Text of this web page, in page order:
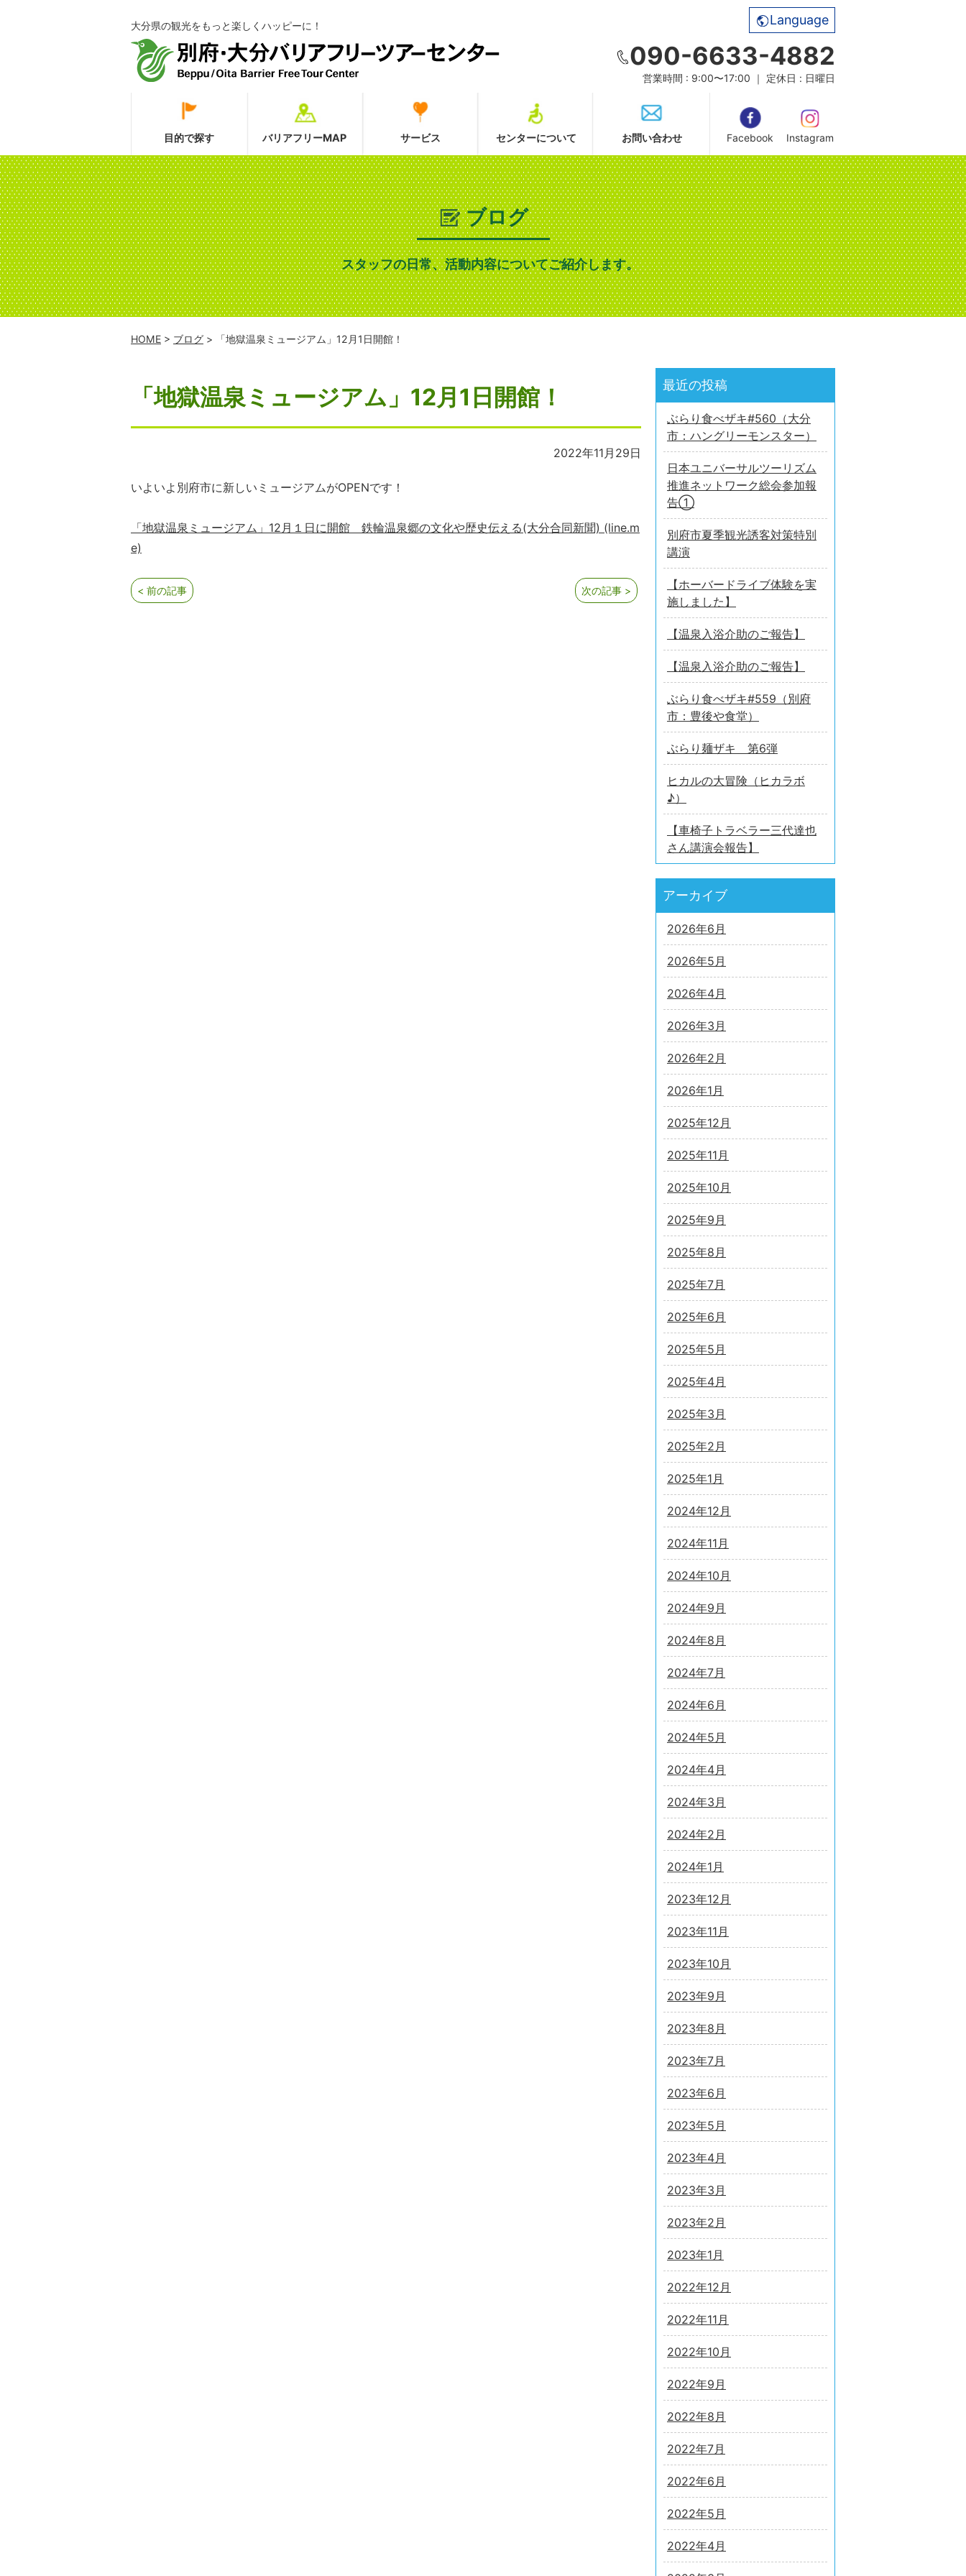
大分県の観光をもっと楽しくハッピーに！ Language
090-6633-4882
営業時間 : 9:00〜17:00 ｜ 定休日 : 日曜日
目的で探す バリアフリーMAP サービス センターについて お問い合わせ Facebook Instagram
ブログ
スタッフの日常、活動内容についてご紹介します。
HOME > ブログ > 「地獄温泉ミュージアム」12月1日開館！
「地獄温泉ミュージアム」12月1日開館！
2022年11月29日
いよいよ別府市に新しいミュージアムがOPENです！
「地獄温泉ミュージアム」12月１日に開館 鉄輪温泉郷の文化や歴史伝える(大分合同新聞) (line.m
e)
次の記事 >
< 前の記事
最近の投稿
ぶらり食べザキ#560（大分
市：ハングリーモンスター）
日本ユニバーサルツーリズム
推進ネットワーク総会参加報
告①
別府市夏季観光誘客対策特別
講演
【ホーバードライブ体験を実
施しました】
【温泉入浴介助のご報告】
【温泉入浴介助のご報告】
ぶらり食べザキ#559（別府
市：豊後や食堂）
ぶらり麺ザキ 第6弾
ヒカルの大冒険（ヒカラボ
♪）
【車椅子トラベラー三代達也
さん講演会報告】
アーカイブ
2026年6月
2026年5月
2026年4月
2026年3月
2026年2月
2026年1月
2025年12月
2025年11月
2025年10月
2025年9月
2025年8月
2025年7月
2025年6月
2025年5月
2025年4月
2025年3月
2025年2月
2025年1月
2024年12月
2024年11月
2024年10月
2024年9月
2024年8月
2024年7月
2024年6月
2024年5月
2024年4月
2024年3月
2024年2月
2024年1月
2023年12月
2023年11月
2023年10月
2023年9月
2023年8月
2023年7月
2023年6月
2023年5月
2023年4月
2023年3月
2023年2月
2023年1月
2022年12月
2022年11月
2022年10月
2022年9月
2022年8月
2022年7月
2022年6月
2022年5月
2022年4月